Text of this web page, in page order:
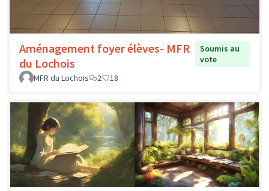
Aménagement foyer élèves- MFR
du Lochois
Soumis au
vote
MFR du Lochois
2 18